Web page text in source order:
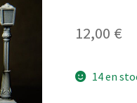
12,00 €
14 en